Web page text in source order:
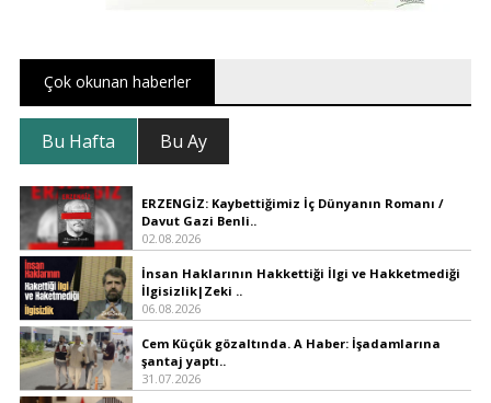
Çok okunan haberler
Bu Hafta Bu Ay
ERZENGİZ: Kaybettiğimiz İç Dünyanın Romanı /
Davut Gazi Benli..
02.08.2026
İnsan Haklarının Hakkettiği İlgi ve Hakketmediği
İlgisizlik|Zeki ..
06.08.2026
Cem Küçük gözaltında. A Haber: İşadamlarına
şantaj yaptı..
31.07.2026